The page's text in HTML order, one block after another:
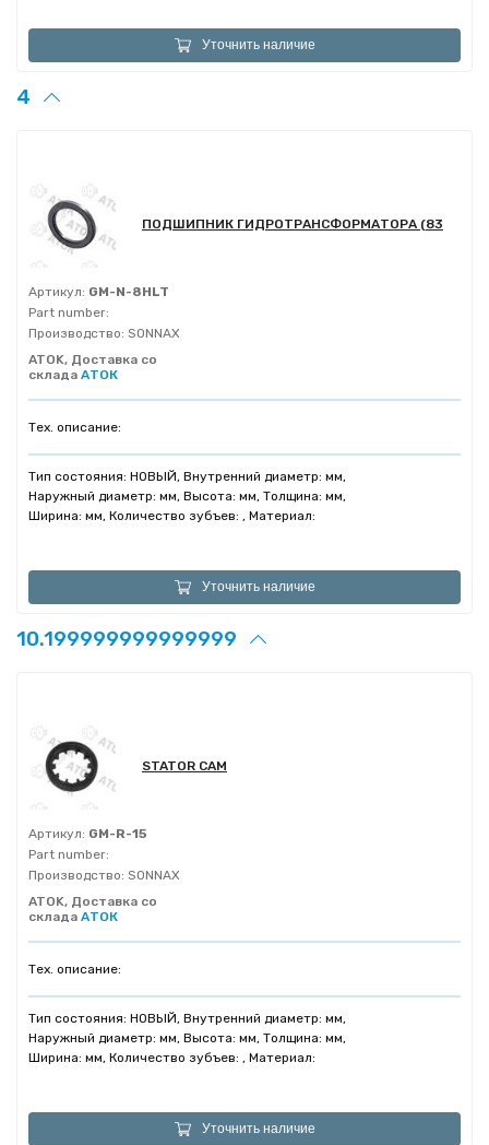
Уточнить наличие
4
ПОДШИПНИК ГИДРОТРАНСФОРМАТОРА (83
Артикул: GM-N-8HLT
Part number:
Производство: SONNAX
ATOK, Доставка со
склада АТОК
Тех. описание:
Тип состояния: НОВЫЙ, Внутренний диаметр: мм,
Наружный диаметр: мм, Высота: мм, Толщина: мм,
Ширина: мм, Количество зубъев: , Материал:
Уточнить наличие
10.199999999999999
STATOR CAM
Артикул: GM-R-15
Part number:
Производство: SONNAX
ATOK, Доставка со
склада АТОК
Тех. описание:
Тип состояния: НОВЫЙ, Внутренний диаметр: мм,
Наружный диаметр: мм, Высота: мм, Толщина: мм,
Ширина: мм, Количество зубъев: , Материал:
Уточнить наличие